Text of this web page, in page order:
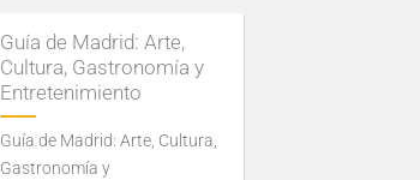
Guía de Madrid: Arte,
Cultura, Gastronomía y
Entretenimiento
Guía de Madrid: Arte, Cultura,
Gastronomía y